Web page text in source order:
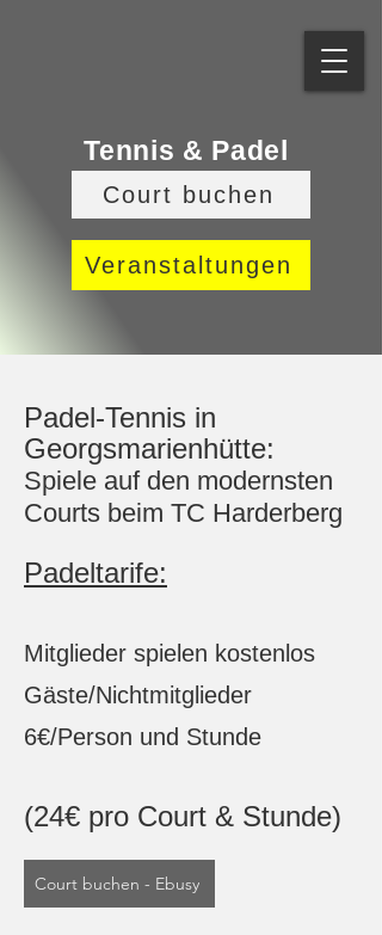
Tennis & Padel
Court buchen
Veranstaltungen
Padel-Tennis in
Georgsmarienhütte:
Spiele auf den modernsten
Courts beim TC Harderberg
Padeltarife:
Mitglieder spielen kostenlos
Gäste/Nichtmitglieder
6€/Person und Stunde​
​(24€ pro Court & Stunde)
Court buchen - Ebusy